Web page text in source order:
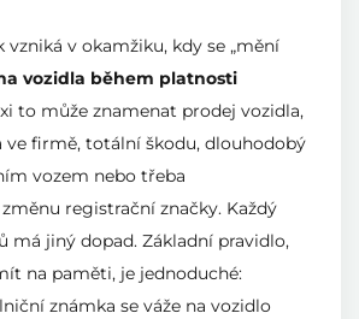
vzniká v okamžiku, kdy se „mění
vozidla během platnosti
to může znamenat prodej vozidla,
ve firmě, totální škodu, dlouhodobý
vozem nebo třeba
registrační značky. Každý
má jiný dopad. Základní pravidlo,
na paměti, je jednoduché:
známka se váže na vozidlo